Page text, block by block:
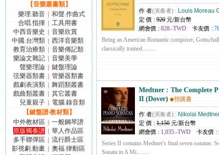
【音樂叢書類】
樂理.聽音
和聲.作曲式
合唱.指揮
工具用書
中西音樂史
音樂欣賞
中國.台灣類
西洋音樂類
教育治療類
音樂傳記類
樂論文雜記
音樂美學
聲樂理論
鍵盤理論
弦樂器類書
管樂器類書
戲劇表演類
舞蹈類叢書
戲曲類叢書
其它叢書
兒童親子
電腦.錄音類
【鍵盤譜‧教材類】
中外教材區
一般鋼琴譜
原版獨奏譜
華人作品區
多手聯彈區
流行爵士區
影視劇.動畫
奧福.律動區
作 者(演奏者) : Louis Moreau
定 價 : 920 元/新台幣
網會價 : 828.-TWD 卡友價 :
Being an American Romantic composer,
classically trained.........
Medtner : The Complete
II (Dover) ◆預購書
作 者(演奏者) : Nikolai
定 價 : 1,150 元/新台幣
網會價 : 1,035.-TWD 卡友價 :
Series II contains Medtner's final seven sonatas:
Sonata in A Mi.........